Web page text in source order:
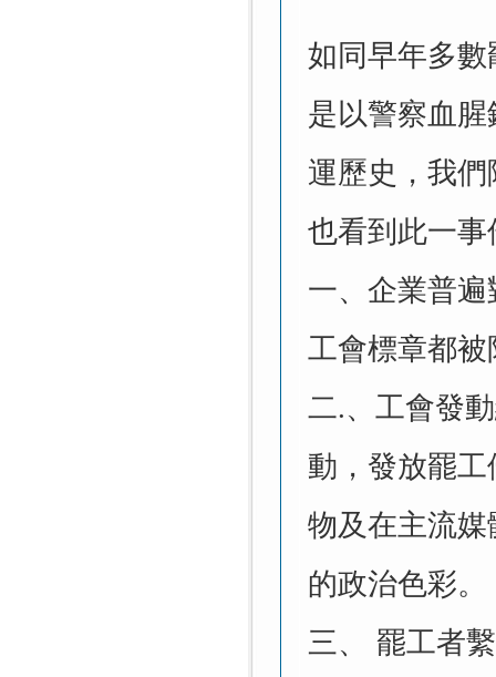
如同早年多
是以警察血
運歷史，我
也看到此一
一、企業普遍
工會標章都
二.、工會發
動，發放罷
物及在主流
的政治色彩。
三、
罷工者